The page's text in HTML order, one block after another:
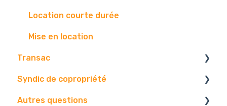
Location courte durée
Mise en location
Transac
Paramétrage
Vos contact
Syndic de copropriété
Vos données
Autres questions